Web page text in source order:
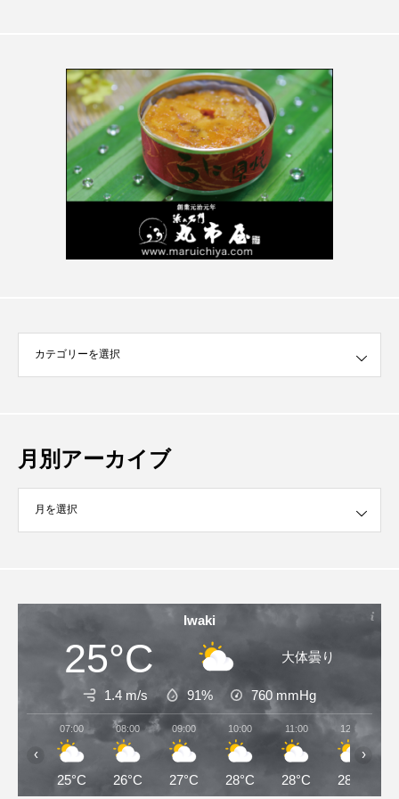
月別アーカイブ
ブ
Iwaki
25°C 大体曇り
1.4 m/s 91% 760 mmHg
07:00
25°C
08:00
26°C
09:00
27°C
10:00
28°C
11:00
28°C
12:00
28°C
‹ ›